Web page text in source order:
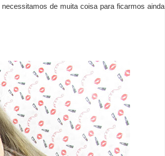
de muita coisa para ficarmos ainda